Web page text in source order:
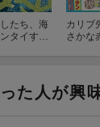
たち、海
タイする
カリブ
さかな
た人が興